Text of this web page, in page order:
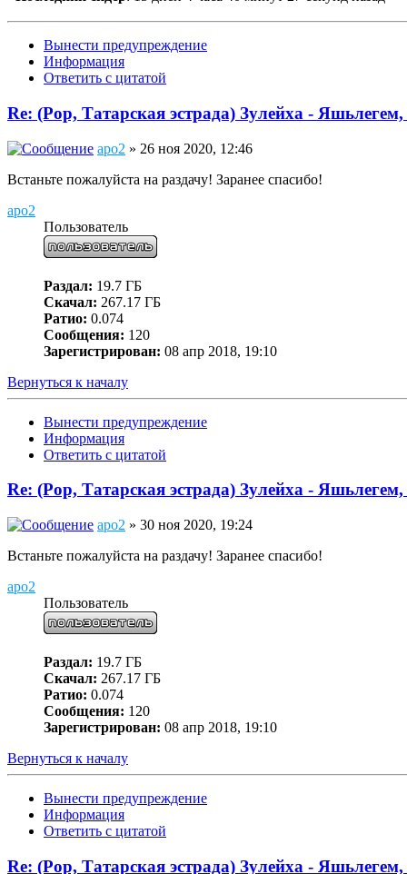
Вынести предупреждение
Информация
Ответить с цитатой
Re: (Pop, Татарская эстрада) Зулейха -
apo2 » 26 ноя 2020, 12:46
Встаньте пожалуйста на раздачу! Заранее спасибо!
apo2
Пользователь
Раздал: 19.7 ГБ
Скачал: 267.17 ГБ
Ратио: 0.074
Сообщения: 120
Зарегистрирован: 08 апр 2018, 19:10
Вернуться к началу
Вынести предупреждение
Информация
Ответить с цитатой
Re: (Pop, Татарская эстрада) Зулейха -
apo2 » 30 ноя 2020, 19:24
Встаньте пожалуйста на раздачу! Заранее спасибо!
apo2
Пользователь
Раздал: 19.7 ГБ
Скачал: 267.17 ГБ
Ратио: 0.074
Сообщения: 120
Зарегистрирован: 08 апр 2018, 19:10
Вернуться к началу
Вынести предупреждение
Информация
Ответить с цитатой
Re: (Pop, Татарская эстрада) Зулейха -